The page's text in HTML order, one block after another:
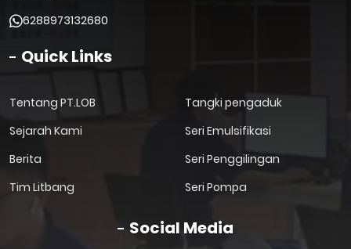
6288973132680
Quick Links
Tentang PT.LOB
Sejarah Kami
Berita
Tim Litbang
Tangki pengaduk
Seri Emulsifikasi
Seri Penggilingan
Seri Pompa
Social Media